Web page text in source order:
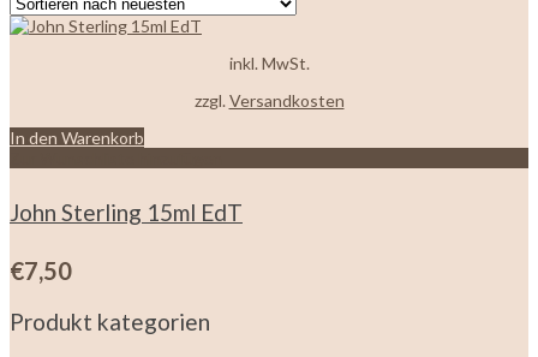
inkl. MwSt.
zzgl. Versandkosten
In den Warenkorb
John Sterling 15ml EdT
€7,50
Produkt kategorien